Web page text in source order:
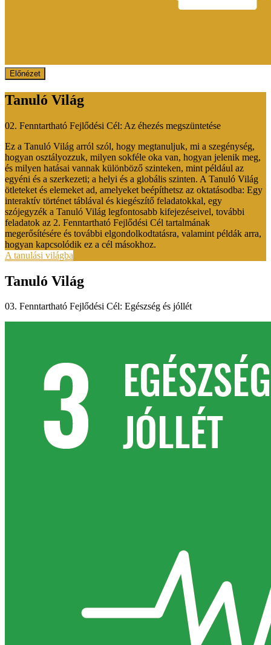
Előnézet
Tanuló Világ
02. Fenntartható Fejlődési Cél: Az éhezés megszüntetése
Ez a Tanuló Világ arról szól, hogy megtanuljuk, mi a szegénység,
hogyan osztályozzuk, milyen sokféle oka van, hogyan jelenik meg,
és milyen hatásai vannak különböző szinteken, mint például az
egyéni és a szerkezeti; a helyi és a globális szinten. A Tanuló Világ
ötleteket és elemeket ad, amelyeket beépíthetsz az oktatásodba: Egy
interaktív történet táblával és kiegészítő feladatokkal, egy
szójegyzék a Tanuló Világ legfontosabb kifejezéseivel, további
feladatok az 2. Fenntartható Fejlődési Cél tartalmának
megerősítésére és további elgondolkodtatásra, valamint példák arra,
hogyan kapcsolódik ez a cél másokhoz.
A tanulási világba
Tanuló Világ
03. Fenntartható Fejlődési Cél: Egészség és jóllét